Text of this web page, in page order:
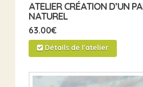
ATELIER CRÉATION D’UN
NATUREL
63.00€
Détails de l'atelier